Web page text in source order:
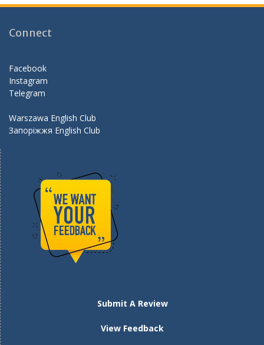
b
o
k
gr er d
Connect
Facebook
Instagram
Telegram
Warszawa English Club
Запоріжжя English Club
Submit A Review
View Feedback